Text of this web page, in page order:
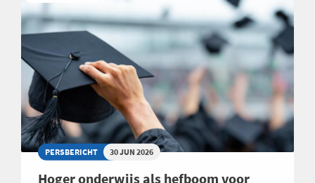
PERSBERICHT 30 JUN 2026
Hoger onderwijs als hefboom voor